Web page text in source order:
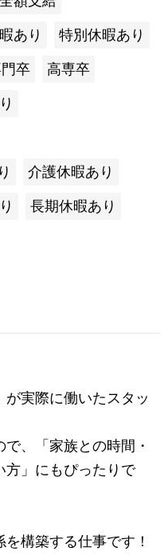
あり 特別休暇あり
卒 高専卒
介護休暇あり
長期休暇あり
が実際に働いたスタッ
、「家族との時間・
方」にもぴったりで
構築する仕事です！